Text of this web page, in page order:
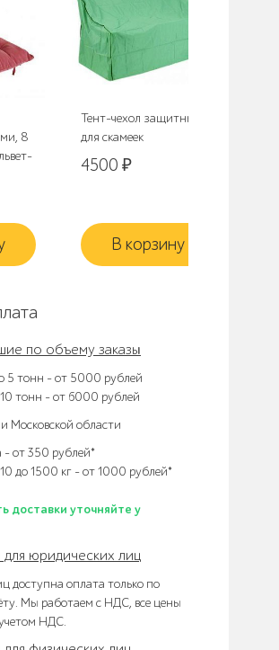
8
Тент-чехол защитный
для скамеек
4500 ₽
В корзину
по объему заказы
5 тонн – от 5000 рублей
тонн – от 6000 рублей
Московской области
– от 350 рублей*
до 1500 кг – от 1000 рублей*
доставки уточняйте у
юридических лиц
доступна оплата только по
Мы работаем с НДС, все цены
НДС.